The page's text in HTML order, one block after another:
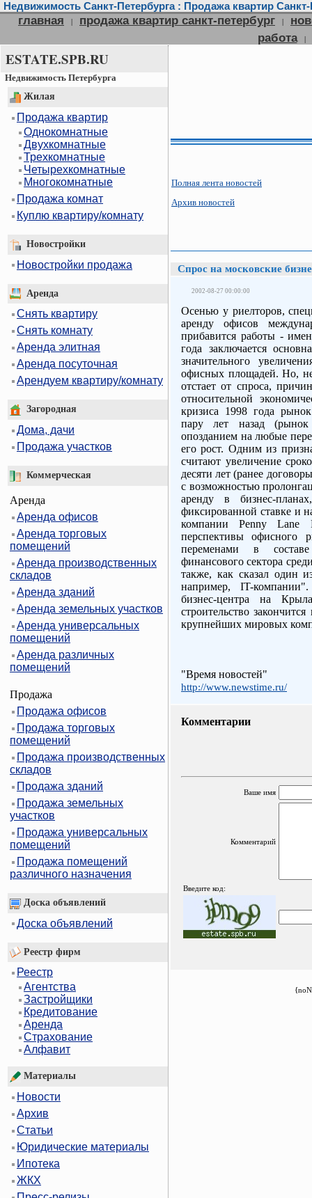
Недвижимость Санкт-Петербурга : Продажа квартир
главная | продажа квартир санкт-петербург |
работа
|
ESTATE.SPB.RU
Недвижимость Петербурга
Жилая
Продажа квартир
Однокомнатные
Двухкомнатные
Трехкомнатные
Четырехкомнатные
Многокомнатные
Продажа комнат
Куплю квартиру/комнату
Новостройки
Новостройки продажа
Аренда
Снять квартиру
Снять комнату
Аренда элитная
Аренда посуточная
Арендуем квартиру/комнату
Загородная
Дома, дачи
Продажа участков
Коммерческая
Аренда
Аренда офисов
Аренда торговых
помещений
Аренда производственных
складов
Аренда зданий
Аренда земельных участков
Аренда универсальных
помещений
Аренда различных
помещений
Продажа
Продажа офисов
Продажа торговых
помещений
Продажа производственных
складов
Продажа зданий
Продажа земельных
участков
Продажа универсальных
помещений
Продажа помещений
различного назначения
Доска объявлений
Доска объявлений
Реестр фирм
Реестр
Агентства
Застройщики
Кредитование
Аренда
Страхование
Алфавит
Материалы
Новости
Архив
Статьи
Юридические материалы
Ипотека
ЖКХ
Полная лента новостей
Архив новостей
Спрос на московские
2002-08-27 00:00:00
Осенью у риелторов,
аренду офисов
прибавится работы -
года заключается
значительного
офисных площадей. Но,
отстает от спроса,
относительной
кризиса 1998 года рынок
пару лет назад (рынок
опозданием на любые
его рост. Одним из
считают увеличение
десяти лет (ранее
с возможностью
аренду в бизнес-
фиксированной ставке и
компании Penny Lane
перспективы офисного
переменами в
финансового сектора
также, как сказал один
например, IT-
бизнес-центра на
строительство
крупнейших мировых
"Время новостей"
http://www.newstime.ru/
Комментарии
Ваше имя
Комментарий
Введите код: